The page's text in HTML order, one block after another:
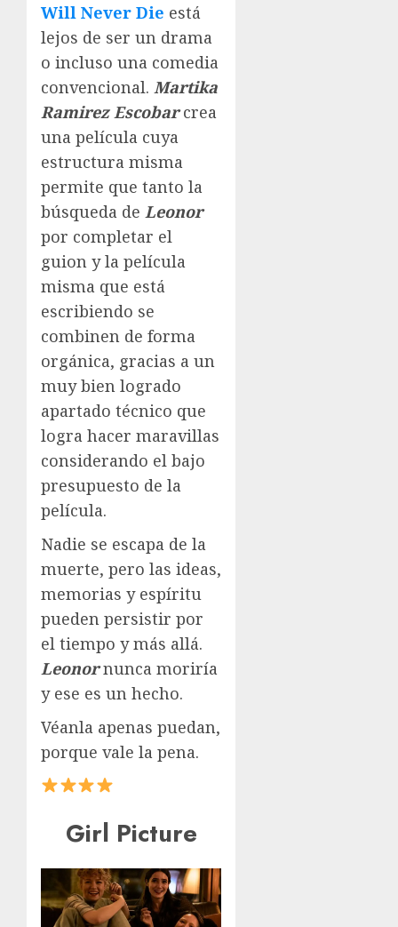
Will Never Die está
lejos de ser un drama
o incluso una comedia
convencional. Martika
Ramirez Escobar crea
una película cuya
estructura misma
permite que tanto la
búsqueda de Leonor
por completar el
guion y la película
misma que está
escribiendo se
combinen de forma
orgánica, gracias a un
muy bien logrado
apartado técnico que
logra hacer maravillas
considerando el bajo
presupuesto de la
película.
Nadie se escapa de la
muerte, pero las ideas,
memorias y espíritu
pueden persistir por
el tiempo y más allá.
Leonornunca moriría
y ese es un hecho.
Véanla apenas puedan,
porque vale la pena.
Girl Picture